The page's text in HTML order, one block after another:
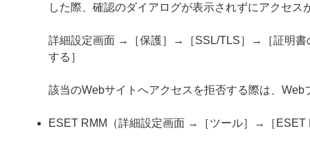
した際、確認のダイアログが表示されずにアクセス
詳細設定画面 →［保護］→［SSL/TLS］→［証明書
する］
該当のWebサイトへアクセスを拒否する際は、
ESET RMM（詳細設定画面 →［ツール］→［ESET